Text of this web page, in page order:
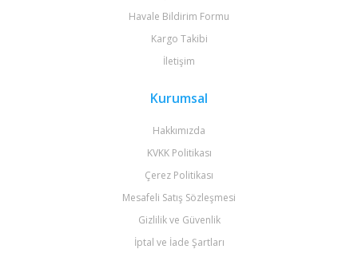
Havale Bildirim Formu
Kargo Takibi
İletişim
Kurumsal
Hakkımızda
KVKK Politikası
Çerez Politikası
Mesafeli Satış Sözleşmesi
Gizlilik ve Güvenlik
İptal ve İade Şartları